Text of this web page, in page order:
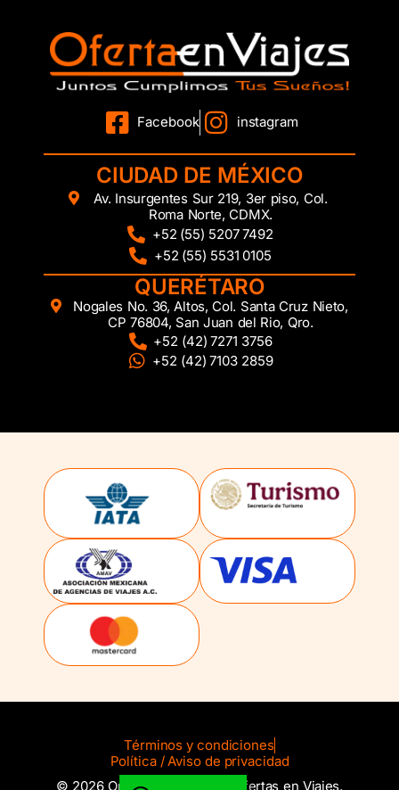
Facebook instagram
CIUDAD DE MÉXICO
Av. Insurgentes Sur 219, 3er piso, Col.
Roma Norte, CDMX.
+52 (55) 5207 7492
+52 (55) 5531 0105
QUERÉTARO
Nogales No. 36, Altos, Col. Santa Cruz Nieto,
CP 76804, San Juan del Rio, Qro.
+52 (42) 7271 3756
+52 (42) 7103 2859
Términos y condiciones
Política / Aviso de privacidad
© 2026 Operador Mayorista Ofertas en Viajes.